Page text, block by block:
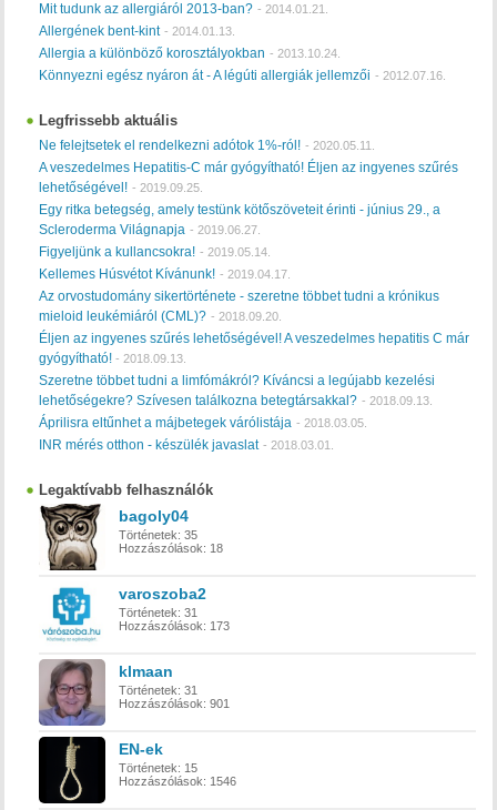
Mit tudunk az allergiáról 2013-ban? - 2014.01.21.
Allergének bent-kint - 2014.01.13.
Allergia a különböző korosztályokban - 2013.10.24.
Könnyezni egész nyáron át - A légúti allergiák jellemzői - 2012.07.16.
Legfrissebb aktuális
Ne felejtsetek el rendelkezni adótok 1%-ról! - 2020.05.11.
A veszedelmes Hepatitis-C már gyógyítható! Éljen az ingyenes szűrés
lehetőségével! - 2019.09.25.
Egy ritka betegség, amely testünk kötőszöveteit érinti - június 29., a
Scleroderma Világnapja - 2019.06.27.
Figyeljünk a kullancsokra! - 2019.05.14.
Kellemes Húsvétot Kívánunk! - 2019.04.17.
Az orvostudomány sikertörténete - szeretne többet tudni a krónikus
mieloid leukémiáról (CML)? - 2018.09.20.
Éljen az ingyenes szűrés lehetőségével! A veszedelmes hepatitis C már
gyógyítható!- 2018.09.13.
Szeretne többet tudni a limfómákról? Kíváncsi a legújabb kezelési
lehetőségekre? Szívesen találkozna betegtársakkal? - 2018.09.13.
Áprilisra eltűnhet a májbetegek várólistája - 2018.03.05.
INR mérés otthon - készülék javaslat - 2018.03.01.
Legaktívabb felhasználók
bagoly04
Történetek: 35
Hozzászólások: 18
varoszoba2
Történetek: 31
Hozzászólások: 173
klmaan
Történetek: 31
Hozzászólások: 901
EN-ek
Történetek: 15
Hozzászólások: 1546